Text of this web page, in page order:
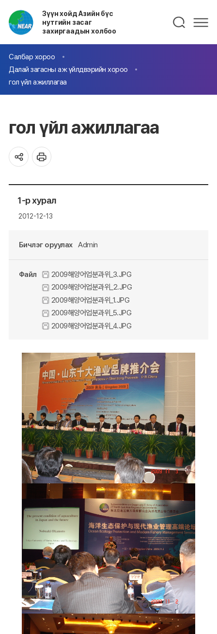
Зүүн хойд Азийн бүс
нутгийн засаг
захиргаадын холбоо
Салбар хороо
Далай загасны аж үйлдвэрийн хороо
гол үйл ажиллагаа
гол үйл ажиллагаа
1-р хурал
2012-12-13
Бичлэг оруулах Admin
Файл
2009해양어업분과위_3.JPG
2009해양어업분과위_2.JPG
2009해양어업분과위_1.JPG
2009해양어업분과위_5.JPG
2009해양어업분과위_4.JPG